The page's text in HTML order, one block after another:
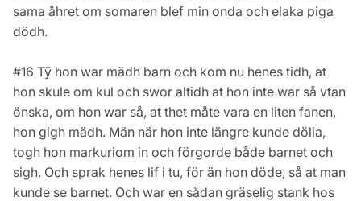
sama åhret om somaren blef min onda och elaka piga
dödh.
#16 Tÿ hon war mädh barn och kom nu henes tidh, at
hon skule om kul och swor altidh at hon inte war så vtan
önska, om hon war så, at thet måte vara en liten fanen,
hon gigh mädh. Män när hon inte längre kunde dölia,
togh hon markuriom in och förgorde både barnet och
sigh. Och sprak henes lif i tu, för än hon döde, så at man
kunde se barnet. Och war en sådan gräselig stank hos